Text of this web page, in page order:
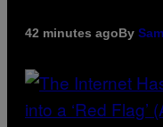
42 minutes agoBy